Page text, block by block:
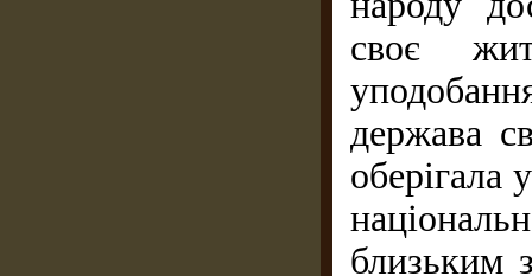
своє
держава
оберігала
близьким